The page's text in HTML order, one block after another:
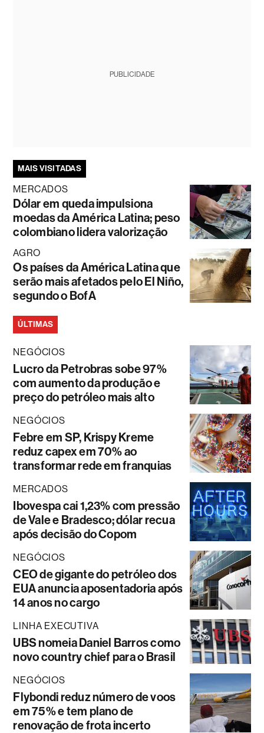
PUBLICIDADE
MAIS VISITADAS
MERCADOS
Dólar em queda impulsiona
moedas da América Latina; peso
colombiano lidera valorização
AGRO
Os países da América Latina que
serão mais afetados pelo El Niño,
segundo o BofA
ÚLTIMAS
NEGÓCIOS
Lucro da Petrobras sobe 97%
com aumento da produção e
preço do petróleo mais alto
NEGÓCIOS
Febre em SP, Krispy Kreme
reduz capex em 70% ao
transformar rede em franquias
MERCADOS
Ibovespa cai 1,23% com pressão
de Vale e Bradesco; dólar recua
após decisão do Copom
NEGÓCIOS
CEO de gigante do petróleo dos
EUA anuncia aposentadoria após
14 anos no cargo
LINHA EXECUTIVA
UBS nomeia Daniel Barros como
novo country chief para o Brasil
NEGÓCIOS
Flybondi reduz número de voos
em 75% e tem plano de
renovação de frota incerto